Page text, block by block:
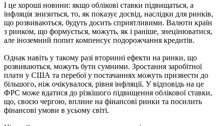
І це хороші новини: якщо облікові ставки підвищаться, а
інфляція знизиться, то, як показує досвід, наслідки для ринків,
що розвиваються, будуть досить сприятливими. Валюти країн
з ринком, що формується, можуть, як і раніше, знецінюватися,
але іноземний попит компенсує подорожчання кредитів.
Однак навіть у такому разі вторинні ефекти на ринки, що
розвиваються, можуть бути сумними. Зростання заробітної
плати у США та перебої у постачаннях можуть призвести до
більшого, ніж очікувалося, рівня інфляції. У відповідь на це
ФРС може вдатися до різкішого підвищення облікової ставки,
що, своєю чергою, вплине на фінансові ринки та посилить
фінансові умови в усьому світі.